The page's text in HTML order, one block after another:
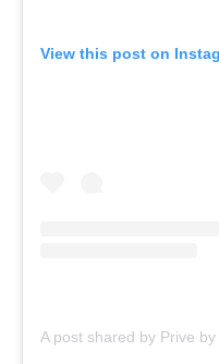
View this post on